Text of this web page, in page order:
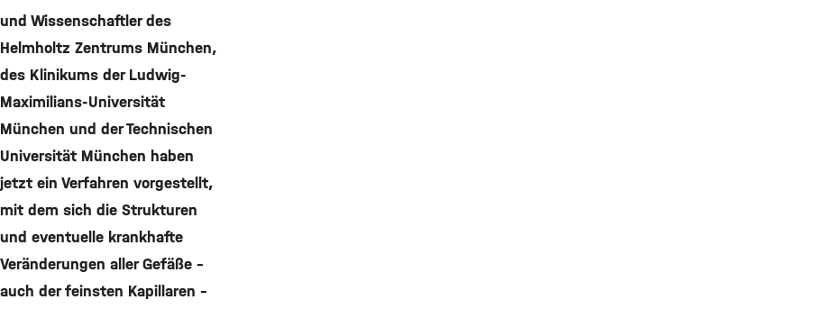
und Wissenschaftler des
Helmholtz Zentrums München,
des Klinikums der Ludwig-
Maximilians-Universität
München und der Technischen
Universität München haben
jetzt ein Verfahren vorgestellt,
mit dem sich die Strukturen
und eventuelle krankhafte
Veränderungen aller Gefäße –
auch der feinsten Kapillaren –